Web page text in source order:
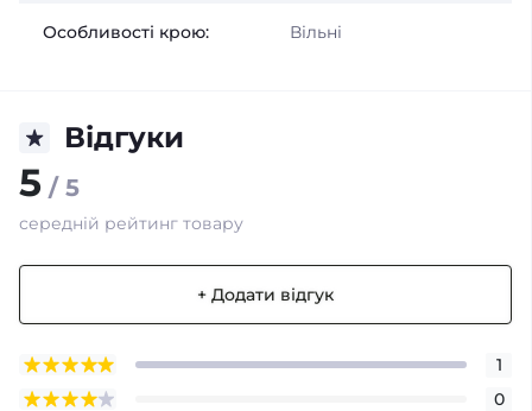
Особливості крою: Вільні
Відгуки
5 / 5
середній рейтинг товару
+ Додати відгук
1
0